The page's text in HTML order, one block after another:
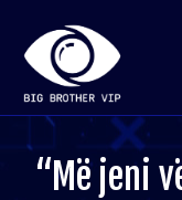
“Më jeni